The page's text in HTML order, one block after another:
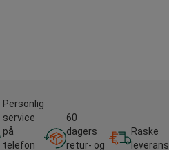
Personlig
service
på
telefon
60
dagers
retur- og
Raske